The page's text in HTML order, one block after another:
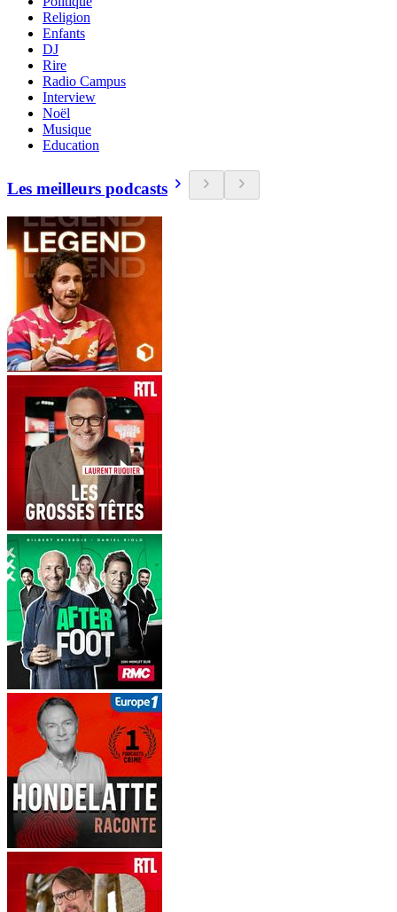
Religion
Enfants
DJ
Rire
Radio Campus
Interview
Noël
Musique
Education
Les meilleurs podcasts